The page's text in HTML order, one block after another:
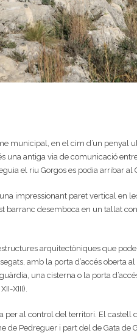
municipal, en el cim d’un
una antiga via de comunicació
el riu Gorgos es podia arribar al
impressionant paret vertical en
desemboca en un tallat
arquitectòniques que
amb la porta d’accés oberta
una cisterna o la porta
XIII).
al control del territori. El
Pedreguer i part del de Gata de